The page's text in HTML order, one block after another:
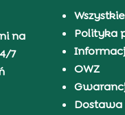
na
7
Polityka
OWZ
Dostawa